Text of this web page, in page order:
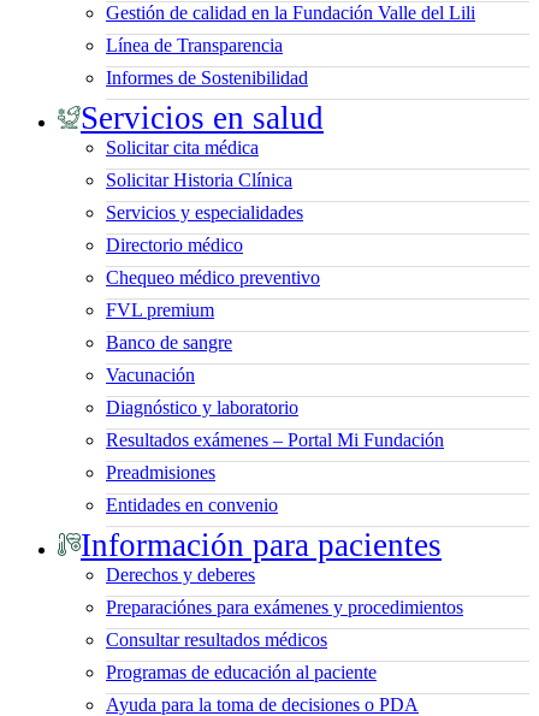
Gestión de calidad en la Fundación Valle del Lili
Línea de Transparencia
Informes de Sostenibilidad
Servicios en salud
Solicitar cita médica
Solicitar Historia Clínica
Servicios y especialidades
Directorio médico
Chequeo médico preventivo
FVL premium
Banco de sangre
Vacunación
Diagnóstico y laboratorio
Resultados exámenes – Portal Mi Fundación
Preadmisiones
Entidades en convenio
Información para pacientes
Derechos y deberes
Preparaciónes para exámenes y procedimientos
Consultar resultados médicos
Programas de educación al paciente
Ayuda para la toma de decisiones o PDA